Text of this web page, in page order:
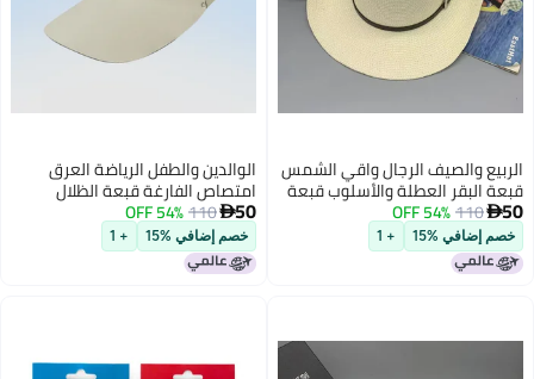
الربيع والصيف الرجال واقي الشمس
قبعة البقر العطلة والأسلوب قبعة
القش الساخنة بيع قابلة للطي قبعة
القش للأطفال
50
110
54% OFF
خصم إضافي %15 + 1
الوالدين والطفل الرياضة العرق
امتصاص الفارغة قبعة الظلال
الشمسية قبعة واقي الشمس
للبالغين والأطفال الصيف في الهواء
الطلق قابلة للطي التخزين قبعة
الشمس
50
110
54% OFF
خصم إضافي %15 + 1